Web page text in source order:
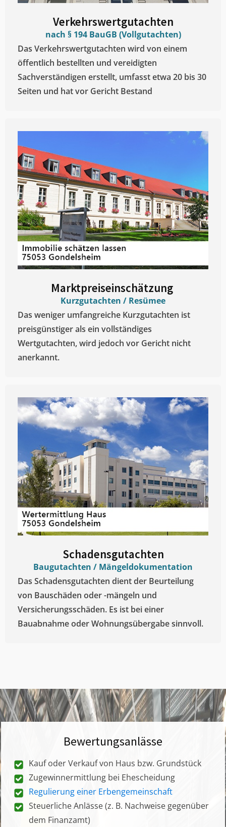
Verkehrswertgutachten
nach § 194 BauGB (Vollgutachten)
Das Verkehrswertgutachten wird von einem
öffentlich bestellten und vereidigten
Sachverständigen erstellt, umfasst etwa 20 bis 30
Seiten und hat vor Gericht Bestand
Marktpreiseinschätzung ​
Kurzgutachten / Resümee
Das weniger umfangreiche Kurzgutachten ist
preisgünstiger als ein vollständiges
Wertgutachten, wird jedoch vor Gericht nicht
anerkannt.
Schadensgutachten
Baugutachten / Mängeldokumentation
Das Schadensgutachten dient der Beurteilung
von Bauschäden oder -mängeln und
Versicherungsschäden. Es ist bei einer
Bauabnahme oder Wohnungsübergabe sinnvoll.
Bewertungsanlässe
Kauf oder Verkauf von Haus bzw. Grundstück
Zugewinnermittlung bei Ehescheidung
Regulierung einer Erbengemeinschaft
Steuerliche Anlässe (z. B. Nachweise gegenüber
dem Finanzamt)